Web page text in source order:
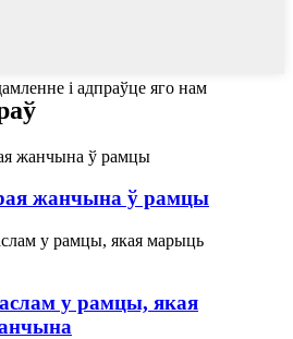
і адпраўце яго нам
жанчына ў рамцы
у рамцы, якая